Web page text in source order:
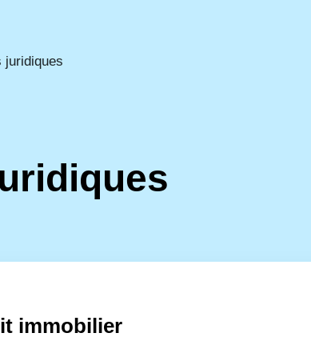
juridiques
immobilier